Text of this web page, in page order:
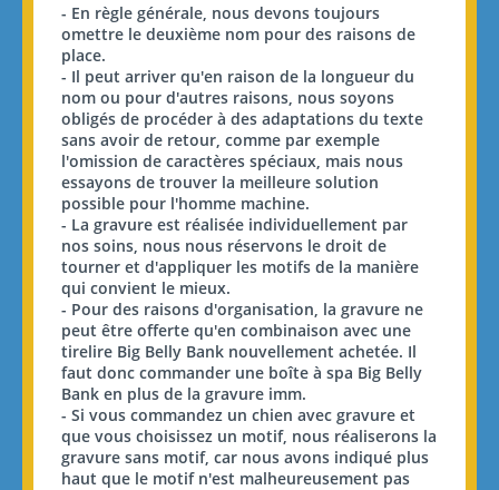
- En règle générale, nous devons toujours
omettre le deuxième nom pour des raisons de
place.
- Il peut arriver qu'en raison de la longueur du
nom ou pour d'autres raisons, nous soyons
obligés de procéder à des adaptations du texte
sans avoir de retour, comme par exemple
l'omission de caractères spéciaux, mais nous
essayons de trouver la meilleure solution
possible pour l'homme machine.
- La gravure est réalisée individuellement par
nos soins, nous nous réservons le droit de
tourner et d'appliquer les motifs de la manière
qui convient le mieux.
- Pour des raisons d'organisation, la gravure ne
peut être offerte qu'en combinaison avec une
tirelire Big Belly Bank nouvellement achetée. Il
faut donc commander une boîte à spa Big Belly
Bank en plus de la gravure imm.
- Si vous commandez un chien avec gravure et
que vous choisissez un motif, nous réaliserons la
gravure sans motif, car nous avons indiqué plus
haut que le motif n'est malheureusement pas